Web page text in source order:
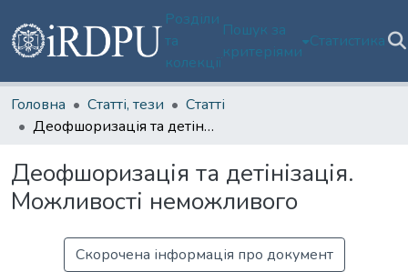
Розділи
та
колекції
Пошук за
критеріями
Статистика
Головна Статті, тези
Статті
Деофшоризація та детінізація. Можливості неможливого
Деофшоризація та детінізація.
Можливості неможливого
Скорочена інформація про документ